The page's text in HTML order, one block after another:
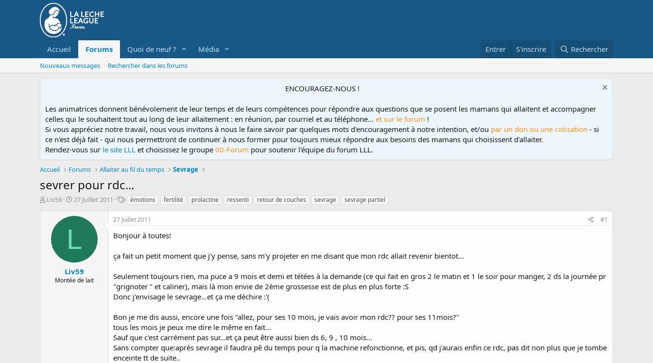
Accueil Forums Quoi de neuf ? Média Entrer S'inscrire Rechercher
Nouveaux messages Rechercher dans les forums
ENCOURAGEZ-NOUS !
Les animatrices donnent bénévolement de leur temps et de leurs compétences pour répondre aux questions que se posent les mamans qui allaitent et accompagner
celles qui le souhaitent tout au long de leur allaitement : en réunion, par courriel et au téléphone... et sur le forum !
Si vous appréciez notre travail, nous vous invitons à nous le faire savoir par quelques mots d'encouragement à notre intention, et/ou par un don ou une cotisation - si
ce n'est déjà fait - qui nous permettront de continuer à nous former pour toujours mieux répondre aux besoins des mamans qui choisissent d'allaiter.
Rendez-vous sur le site LLL et choisissez le groupe 00-Forum pour soutenir l'équipe du forum LLL.
Accueil Forums Allaiter au fil du temps Sevrage
sevrer pour rdc...
DLiv59
D
t
d
é
b
u
27 Juillet 2011
T
g
émotions fertilité prolactine ressenti retour de couches sevrage sevrage partiel
L
Liv59
Montée de lait
27 Juillet 2011 #1
Bonjour à toutes!
ça fait un petit moment que j'y pense, sans m'y projeter en me disant que mon rdc allait revenir bientot...
Seulement toujours rien, ma puce a 9 mois et demi et tétées à la demande (ce qui fait en gros 2 le matin et 1 le soir pour manger, 2 ds la journée pr
"grignoter " et caliner), mais là mon envie de 2ème grossesse est de plus en plus forte :S
Donc j'envisage le sevrage...et ça me déchire :'(
Bon je me dis aussi, encore une fois "allez, pour ses 10 mois, je vais avoir mon rdc?? pour ses 11mois?"
tous les mois je peux me dire le même en fait...
Sauf que c'est carrément pas sur...et ça peut être aussi bien ds 6, 9 , 10 mois...
Sans compter que:après sevrage il faudra pê du temps pour q la machine refonctionne, et pis, qd j'aurais enfin ce rdc, pas dit non plus que je tombe
enceinte tt de suite..